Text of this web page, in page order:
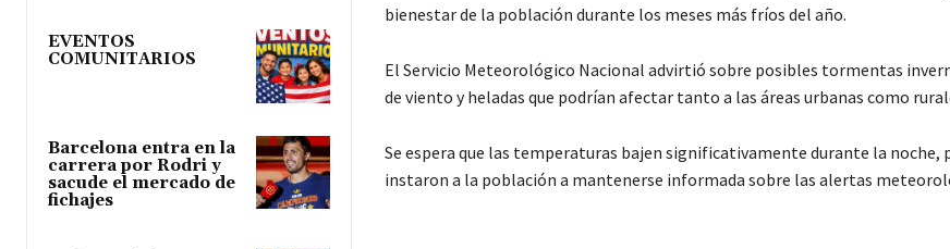
EVENTOS
COMUNITARIOS
Barcelona entra en la
carrera por Rodri y
sacude el mercado de
fichajes
bienestar de la población durante los meses más fríos del año.
El Servicio Meteorológico Nacional advirtió sobre posibles tormentas
de viento y heladas que podrían afectar tanto a las áreas urbanas como
Se espera que las temperaturas bajen significativamente durante la noche,
instaron a la población a mantenerse informada sobre las alertas